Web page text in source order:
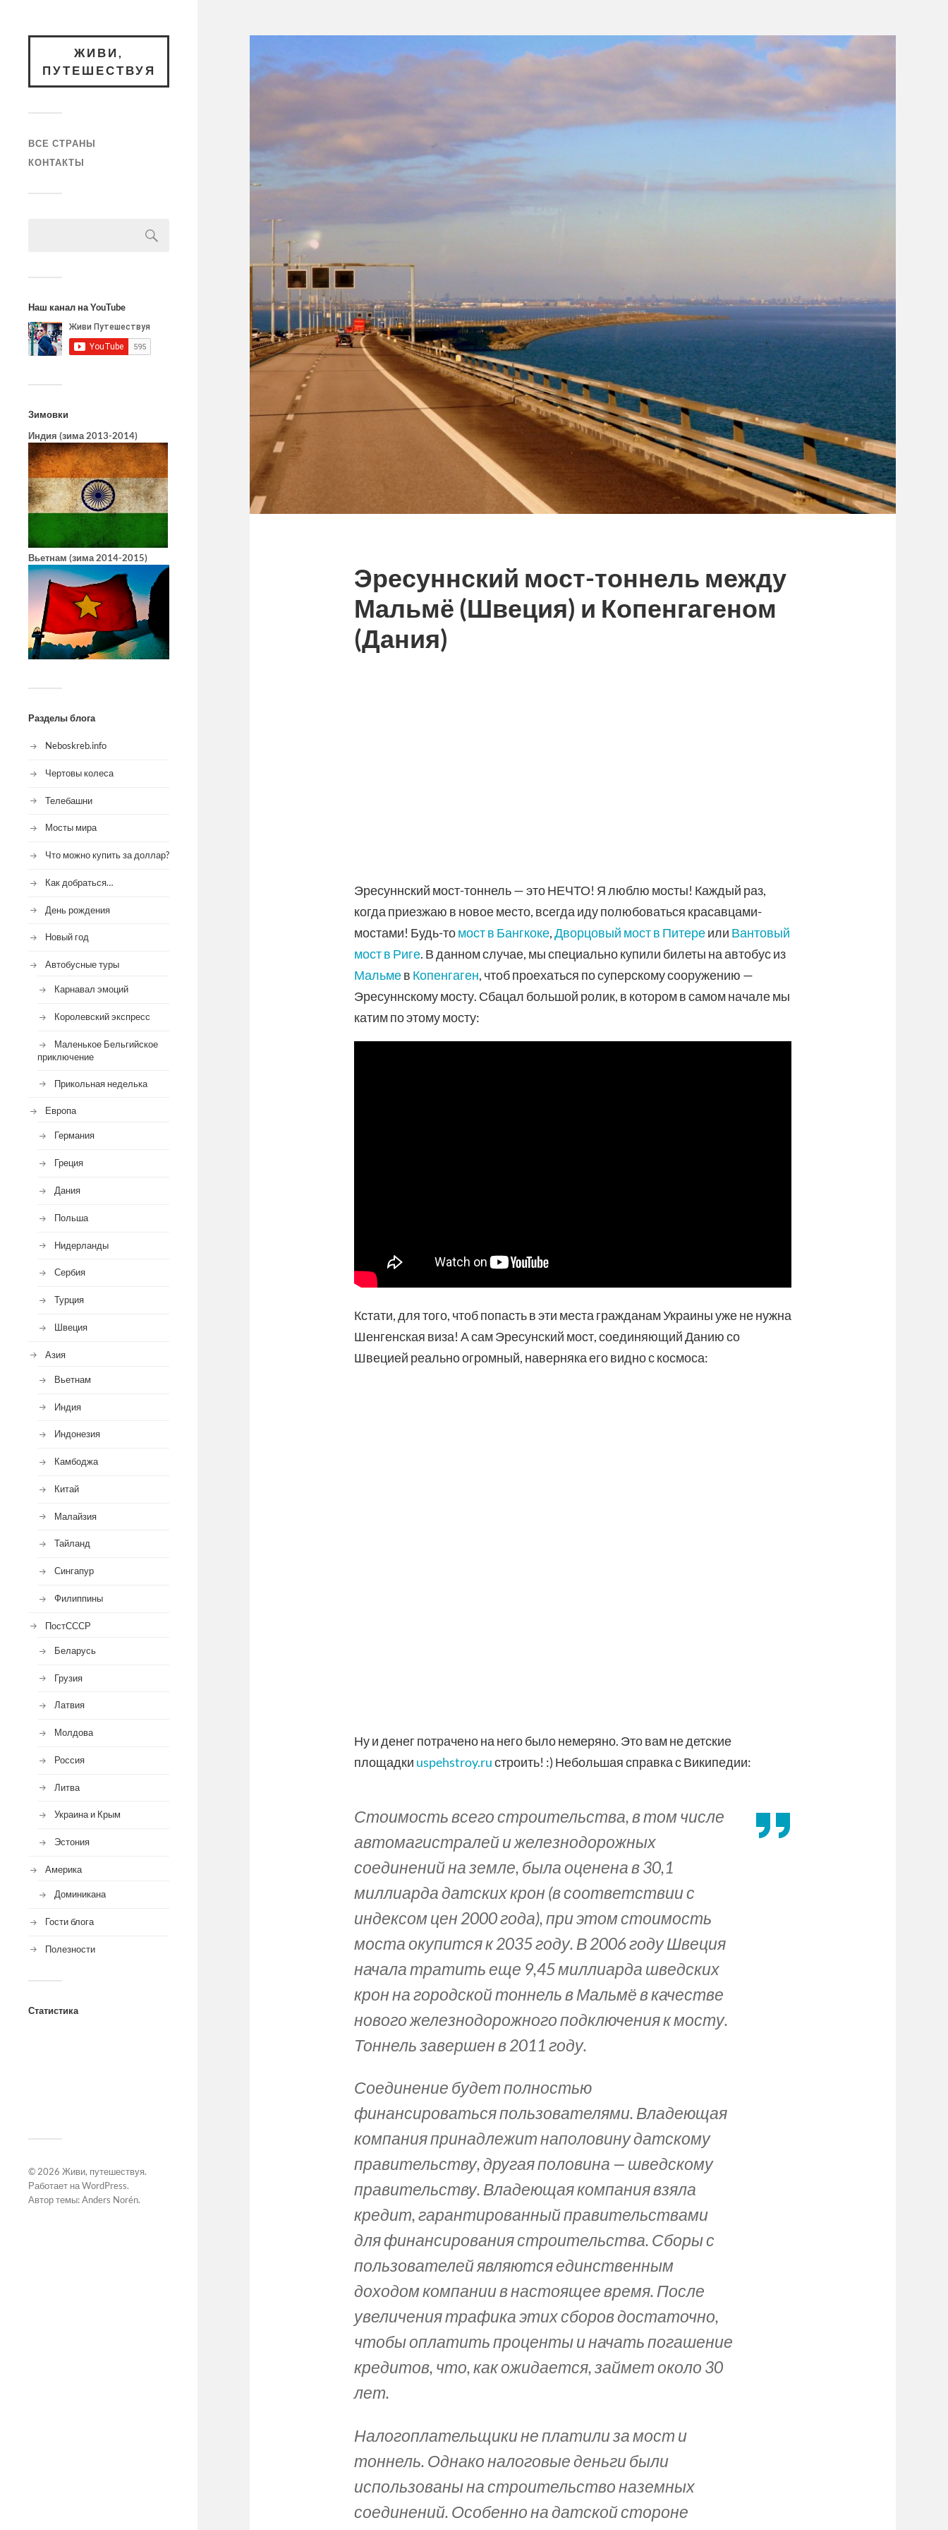
ЖИВИ,
ПУТЕШЕСТВУЯ
ВСЕ СТРАНЫ
КОНТАКТЫ
Наш канал на YouTube
Зимовки
Индия (зима 2013-2014)
Вьетнам (зима 2014-2015)
Разделы блога
Neboskreb.info
Чертовы колеса
Телебашни
Мосты мира
Что можно купить за доллар?
Как добраться…
День рождения
Новый год
Автобусные туры
Карнавал эмоций
Королевский экспресс
Маленькое Бельгийское
приключение
Прикольная неделька
Европа
Германия
Греция
Дания
Польша
Нидерланды
Сербия
Турция
Швеция
Азия
Вьетнам
Индия
Индонезия
Камбоджа
Китай
Малайзия
Тайланд
Сингапур
Филиппины
ПостСССР
Беларусь
Грузия
Латвия
Молдова
Россия
Литва
Украина и Крым
Эстония
Америка
Доминикана
Гости блога
Полезности
Статистика
© 2026 Живи, путешествуя.
Работает наWordPress.
Автор темы:Anders Norén.
Эресуннский мост-тоннель между
Мальмё (Швеция) и Копенгагеном
(Дания)
Эресуннский мост-тоннель — это НЕЧТО! Я люблю мосты! Каждый раз,
когда приезжаю в новое место, всегда иду полюбоваться красавцами-
мостами! Будь-томост в Бангкоке,Дворцовый мост в Питереили Вантовый
мост в Риге. В данном случае, мы специально купили билеты на автобус из
Мальмев Копенгаген, чтоб проехаться по суперскому сооружению —
Эресуннскому мосту. Сбацал большой ролик, в котором в самом начале мы
катим по этому мосту:
Кстати, для того, чтоб попасть в эти места гражданам Украины уже не нужна
Шенгенская виза! А сам Эресунский мост, соединяющий Данию со
Швецией реально огромный, наверняка его видно с космоса:
Ну и денег потрачено на него было немеряно. Это вам не детские
площадки uspehstroy.ruстроить! :) Небольшая справка с Википедии:
Стоимость всего строительства, в том числе
автомагистралей и железнодорожных
соединений на земле, была оценена в 30,1
миллиарда датских крон (в соответствии с
индексом цен 2000 года), при этом стоимость
моста окупится к 2035 году. В 2006 году Швеция
начала тратить еще 9,45 миллиарда шведских
крон на городской тоннель в Мальмё в качестве
нового железнодорожного подключения к мосту.
Тоннель завершен в 2011 году.
Соединение будет полностью
финансироваться пользователями. Владеющая
компания принадлежит наполовину датскому
правительству, другая половина — шведскому
правительству. Владеющая компания взяла
кредит, гарантированный правительствами
для финансирования строительства. Сборы с
пользователей являются единственным
доходом компании в настоящее время. После
увеличения трафика этих сборов достаточно,
чтобы оплатить проценты и начать погашение
кредитов, что, как ожидается, займет около 30
лет.
Налогоплательщики не платили за мост и
тоннель. Однако налоговые деньги были
использованы на строительство наземных
соединений. Особенно на датской стороне